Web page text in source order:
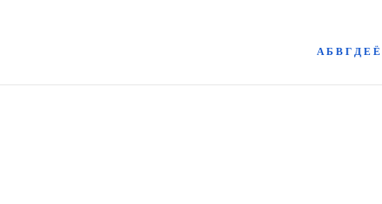
А Б В Г Д Е Ё